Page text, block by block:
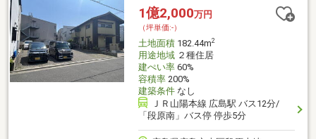
460m)■ ご希望の住まい探しをお手伝いします ━━━━━・・・
物件の詳細・ご相談はお気軽にお問い合わせください。
1億2,000万円
（坪単価:-）
土地面積182.44m2
用途地域２種住居
建ぺい率60%
容積率200%
建築条件なし
ＪＲ山陽本線 広島駅 バス12分/
「段原南」バス停 停歩5分